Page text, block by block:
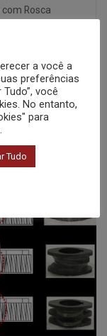
Rosca
perfilados
de
possui
a você a
preferências
você
No entanto,
para
Tudo